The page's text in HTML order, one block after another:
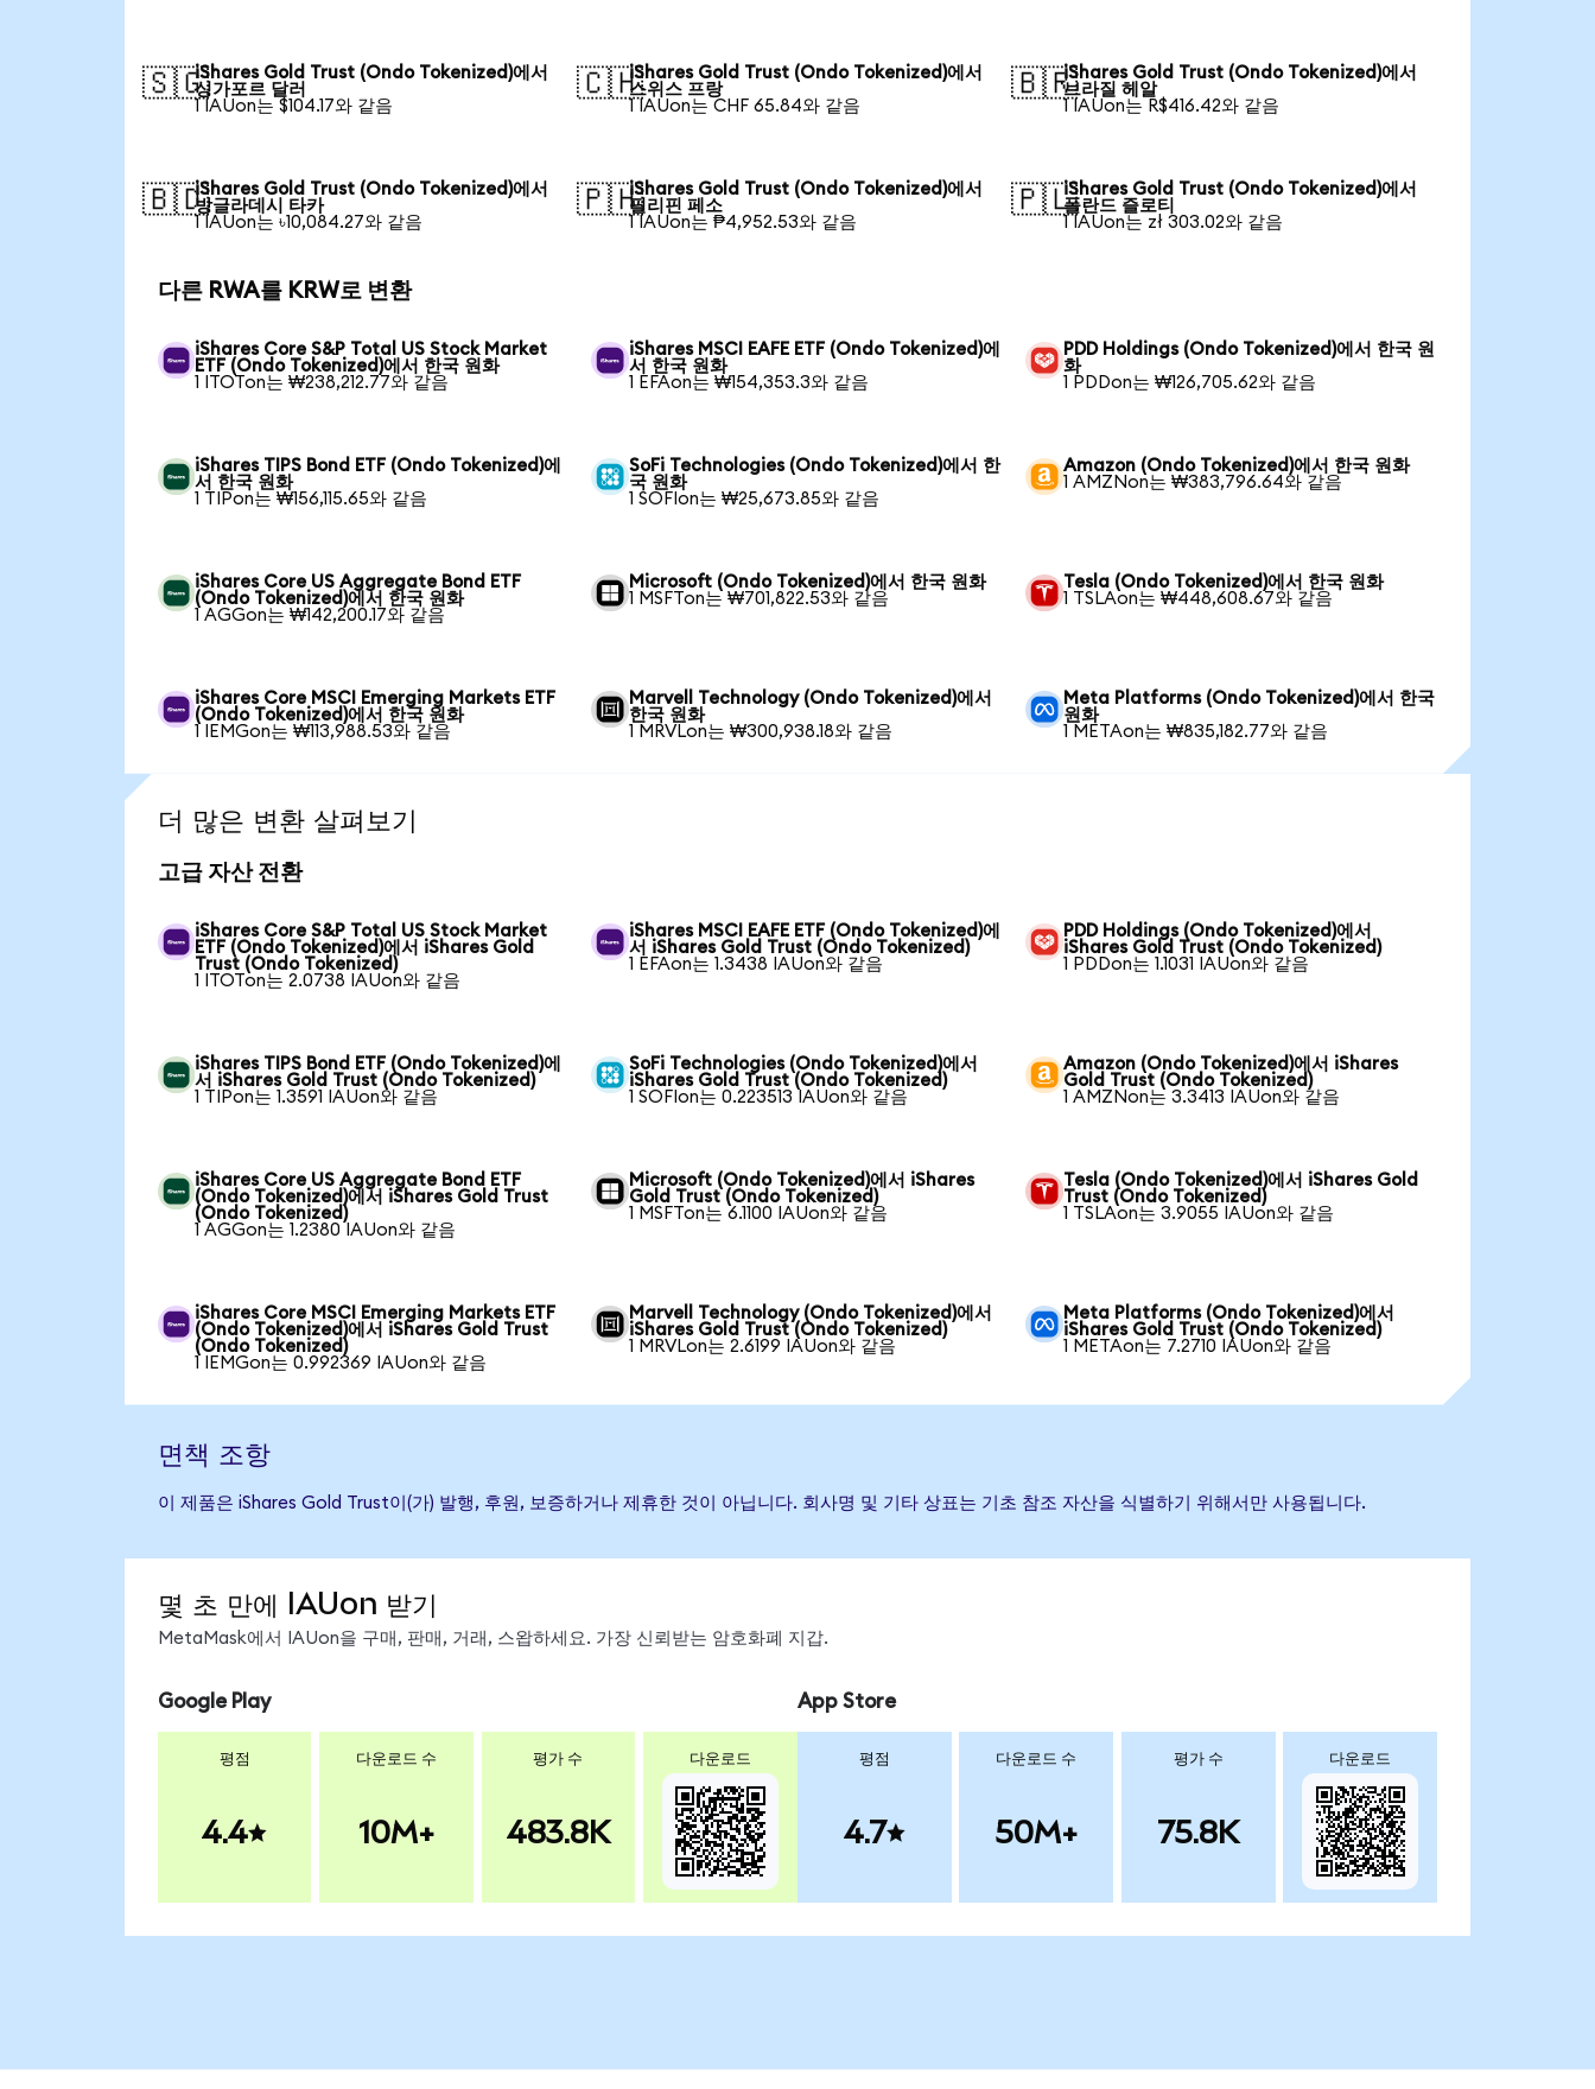
🇸🇬iShares Gold Trust (Ondo Tokenized)에서
싱가포르 달러
1 IAUon는 $104.17와 같음
🇨🇭iShares Gold Trust (Ondo Tokenized)에서
스위스 프랑
1 IAUon는 CHF 65.84와 같음
🇧🇷iShares Gold Trust (Ondo Tokenized)에서
브라질 헤알
1 IAUon는 R$416.42와 같음
🇧🇩iShares Gold Trust (Ondo Tokenized)에서
방글라데시 타카
1 IAUon는 ৳10,084.27와 같음
🇵🇭iShares Gold Trust (Ondo Tokenized)에서
필리핀 페소
1 IAUon는 ₱4,952.53와 같음
🇵🇱iShares Gold Trust (Ondo Tokenized)에서
폴란드 즐로티
1 IAUon는 zł 303.02와 같음
다른 RWA를 KRW로 변환
iShares Core S&P Total US Stock Market
ETF (Ondo Tokenized)에서 한국 원화
1 ITOTon는 ₩238,212.77와 같음
iShares MSCI EAFE ETF (Ondo Tokenized)에
서 한국 원화
1 EFAon는 ₩154,353.3와 같음
PDD Holdings (Ondo Tokenized)에서 한국 원
화
1 PDDon는 ₩126,705.62와 같음
iShares TIPS Bond ETF (Ondo Tokenized)에
서 한국 원화
1 TIPon는 ₩156,115.65와 같음
SoFi Technologies (Ondo Tokenized)에서 한
국 원화
1 SOFIon는 ₩25,673.85와 같음
Amazon (Ondo Tokenized)에서 한국 원화
1 AMZNon는 ₩383,796.64와 같음
iShares Core US Aggregate Bond ETF
(Ondo Tokenized)에서 한국 원화
1 AGGon는 ₩142,200.17와 같음
Microsoft (Ondo Tokenized)에서 한국 원화
1 MSFTon는 ₩701,822.53와 같음
Tesla (Ondo Tokenized)에서 한국 원화
1 TSLAon는 ₩448,608.67와 같음
iShares Core MSCI Emerging Markets ETF
(Ondo Tokenized)에서 한국 원화
1 IEMGon는 ₩113,988.53와 같음
Marvell Technology (Ondo Tokenized)에서
한국 원화
1 MRVLon는 ₩300,938.18와 같음
Meta Platforms (Ondo Tokenized)에서 한국
원화
1 METAon는 ₩835,182.77와 같음
더 많은 변환 살펴보기
고급 자산 전환
iShares Core S&P Total US Stock Market
ETF (Ondo Tokenized)에서 iShares Gold
Trust (Ondo Tokenized)
1 ITOTon는 2.0738 IAUon와 같음
iShares MSCI EAFE ETF (Ondo Tokenized)에
서 iShares Gold Trust (Ondo Tokenized)
1 EFAon는 1.3438 IAUon와 같음
PDD Holdings (Ondo Tokenized)에서
iShares Gold Trust (Ondo Tokenized)
1 PDDon는 1.1031 IAUon와 같음
iShares TIPS Bond ETF (Ondo Tokenized)에
서 iShares Gold Trust (Ondo Tokenized)
1 TIPon는 1.3591 IAUon와 같음
SoFi Technologies (Ondo Tokenized)에서
iShares Gold Trust (Ondo Tokenized)
1 SOFIon는 0.223513 IAUon와 같음
Amazon (Ondo Tokenized)에서 iShares
Gold Trust (Ondo Tokenized)
1 AMZNon는 3.3413 IAUon와 같음
iShares Core US Aggregate Bond ETF
(Ondo Tokenized)에서 iShares Gold Trust
(Ondo Tokenized)
1 AGGon는 1.2380 IAUon와 같음
Microsoft (Ondo Tokenized)에서 iShares
Gold Trust (Ondo Tokenized)
1 MSFTon는 6.1100 IAUon와 같음
Tesla (Ondo Tokenized)에서 iShares Gold
Trust (Ondo Tokenized)
1 TSLAon는 3.9055 IAUon와 같음
iShares Core MSCI Emerging Markets ETF
(Ondo Tokenized)에서 iShares Gold Trust
(Ondo Tokenized)
1 IEMGon는 0.992369 IAUon와 같음
Marvell Technology (Ondo Tokenized)에서
iShares Gold Trust (Ondo Tokenized)
1 MRVLon는 2.6199 IAUon와 같음
Meta Platforms (Ondo Tokenized)에서
iShares Gold Trust (Ondo Tokenized)
1 METAon는 7.2710 IAUon와 같음
면책 조항
이 제품은 iShares Gold Trust이(가) 발행, 후원, 보증하거나 제휴한 것이 아닙니다. 회사명 및 기타 상표는 기초 참조 자산을 식별하기 위해서만 사용됩니다.
몇 초 만에 IAUon 받기
MetaMask에서 IAUon을 구매, 판매, 거래, 스왑하세요. 가장 신뢰받는 암호화폐 지갑.
Google Play
평점
4.4
다운로드 수
10M+
평가 수
483.8K
다운로드
App Store
평점
4.7
다운로드 수
50M+
평가 수
75.8K
다운로드